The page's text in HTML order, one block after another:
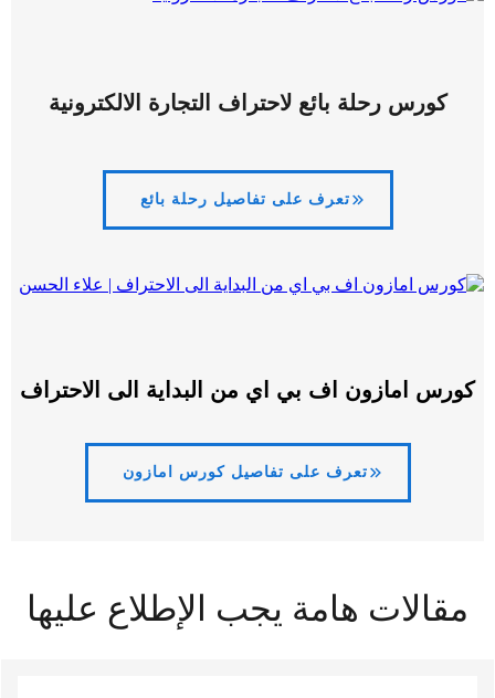
كورس رحلة بائع لاحتراف التجارة الالكترونية
تعرف على تفاصيل رحلة بائع
كورس امازون اف بي اي من البداية الى الاحتراف
تعرف على تفاصيل كورس امازون
مقالات هامة يجب الإطلاع عليها